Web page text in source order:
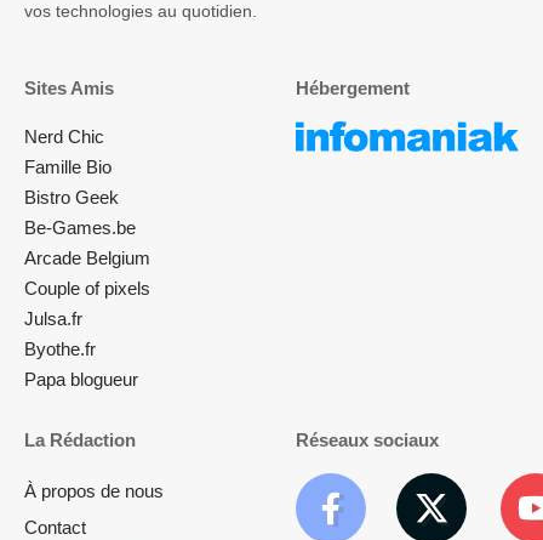
vos technologies au quotidien.
Sites Amis
Nerd Chic
Famille Bio
Bistro Geek
Be-Games.be
Arcade Belgium
Couple of pixels
Julsa.fr
Byothe.fr
Papa blogueur
Hébergement
La Rédaction
À propos de nous
Contact
Réseaux sociaux